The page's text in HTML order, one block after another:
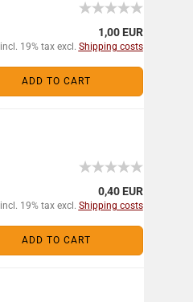
1,00 EUR
incl. 19% tax excl. Shipping costs
ADD TO CART
0,40 EUR
incl. 19% tax excl. Shipping costs
ADD TO CART